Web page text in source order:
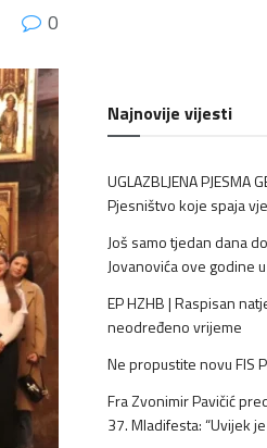
0
Najnovije vijesti
UGLAZBLJENA PJESMA
Pjesništvo koje spaja
Još samo tjedan dana
Jovanovića ove godine
EP HZHB | Raspisan
neodređeno vrijeme
Ne propustite novu FIS
Fra Zvonimir Pavičić
37. Mladifesta: “Uvijek